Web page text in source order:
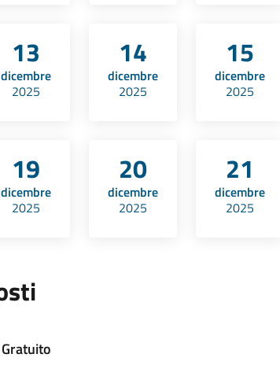
13
dicembre
2025
14
dicembre
2025
15
dicembre
2025
19
dicembre
2025
20
dicembre
2025
21
dicembre
2025
Gratuito